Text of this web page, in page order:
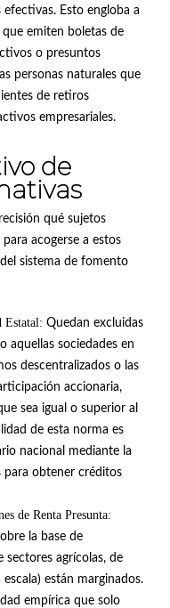
efectivas. Esto engloba a
emiten boletas de
o presuntos
personas naturales que
de retiros
empresariales.
de
qué sujetos
acogerse a estos
sistema de fomento
Estatal: Quedan excluidas
aquellas sociedades en
descentralizados o las
accionaria,
sea igual o superior al
de esta norma es
nacional mediante la
obtener créditos
de Renta Presunta:
la base de
sectores agrícolas, de
están marginados.
empírica que solo